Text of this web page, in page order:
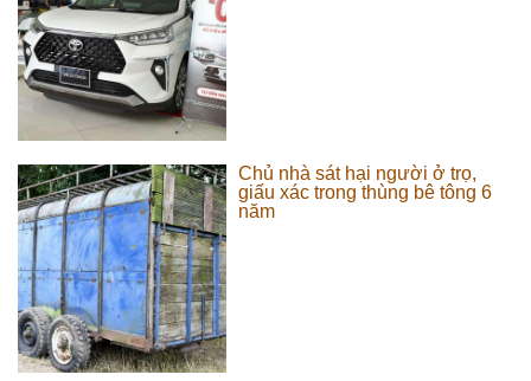
Chủ nhà sát hại người ở trọ,
giấu xác trong thùng bê tông 6
năm